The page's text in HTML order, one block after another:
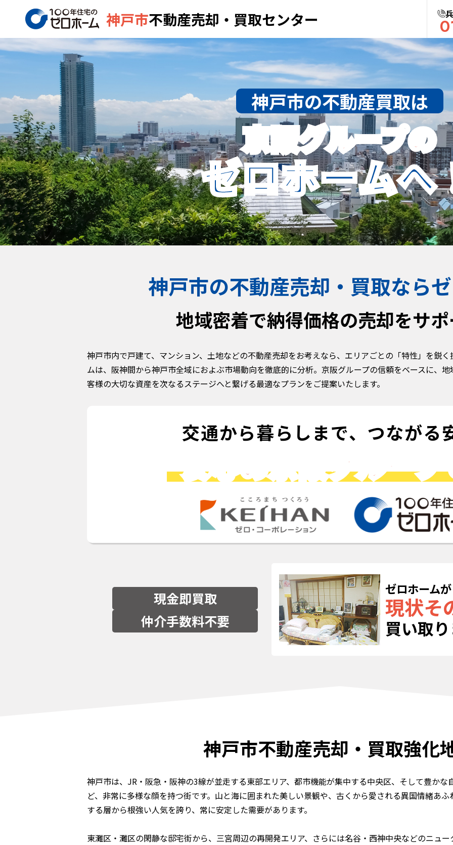
神戸市不動産売却・買取センター
神戸市の不動産買取は
京阪グループの
ゼロホームへ
神戸市の不動産売却・買取なら
地域密着で納得価格の売却をサ
神戸市内で戸建て、マンション、土地などの不動産売却をお考えなら、エリアごとの「特性」を鋭
ムは、阪神間から神戸市全域におよぶ市場動向を徹底的に分析。京阪グループの信頼をベースに、
客様の大切な資産を次なるステージへと繋げる最適なプランをご提案いたします。
交通から暮らしまで、つながる
安心の京阪グループ
現金即買取
仲介手数料不要
ゼロホームが
現状そ
買い取
神戸市不動産売却・買取強化
神戸市は、JR・阪急・阪神の3線が並走する東部エリア、都市機能が集中する中央区、そして豊か
ど、非常に多様な顔を持つ街です。山と海に囲まれた美しい景観や、古くから愛される異国情緒あ
する層から根強い人気を誇り、常に安定した需要があります。
東灘区・灘区の閑静な邸宅街から、三宮周辺の再開発エリア、さらには名谷・西神中央などのニュ